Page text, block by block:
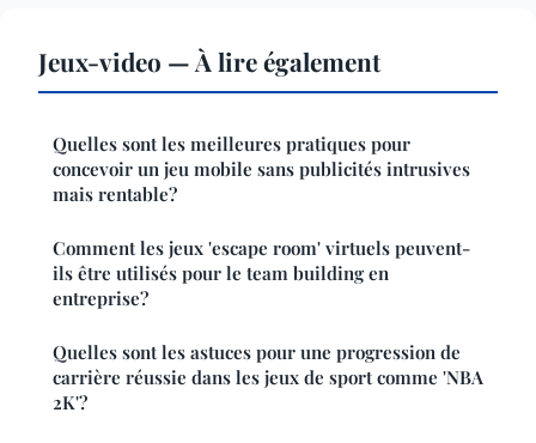
Jeux-video — À lire également
Quelles sont les meilleures pratiques pour
concevoir un jeu mobile sans publicités intrusives
mais rentable?
Comment les jeux 'escape room' virtuels peuvent-
ils être utilisés pour le team building en
entreprise?
Quelles sont les astuces pour une progression de
carrière réussie dans les jeux de sport comme 'NBA
2K'?